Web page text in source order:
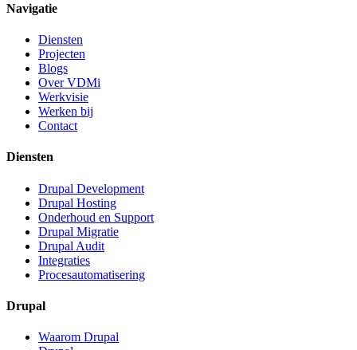
Navigatie
Diensten
Projecten
Blogs
Over VDMi
Werkvisie
Werken bij
Contact
Diensten
Drupal Development
Drupal Hosting
Onderhoud en Support
Drupal Migratie
Drupal Audit
Integraties
Procesautomatisering
Drupal
Waarom Drupal